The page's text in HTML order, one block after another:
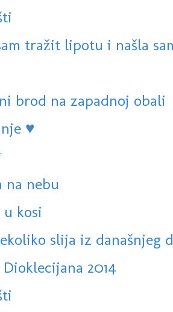
tražit lipotu i našla
brod na zapadnoj obali
♥
na nebu
kosi
slija iz današnjeg
2014